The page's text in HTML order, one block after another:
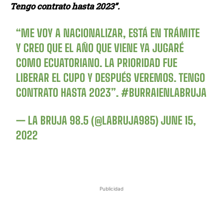
Publicidad
Tengo contrato hasta 2023”.
“ME VOY A NACIONALIZAR, ESTÁ EN TRÁMITE
Y CREO QUE EL AÑO QUE VIENE YA JUGARÉ
COMO ECUATORIANO. LA PRIORIDAD FUE
LIBERAR EL CUPO Y DESPUÉS VEREMOS. TENGO
CONTRATO HASTA 2023”.#BURRAIENLABRUJA
— LA BRUJA 98.5 (@LABRUJA985)JUNE 15,
2022